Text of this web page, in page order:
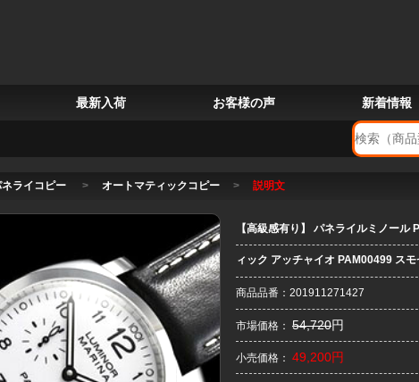
最新入荷 お客様の声 新着情報
ライコピー > オートマティックコピー > 説明文
【高級感有り】 パネライルミノー
ィック アッチャイオ PAM00499 ス
商品品番：201911271427
市場価格： 54,720円
小売価格： 49,200円